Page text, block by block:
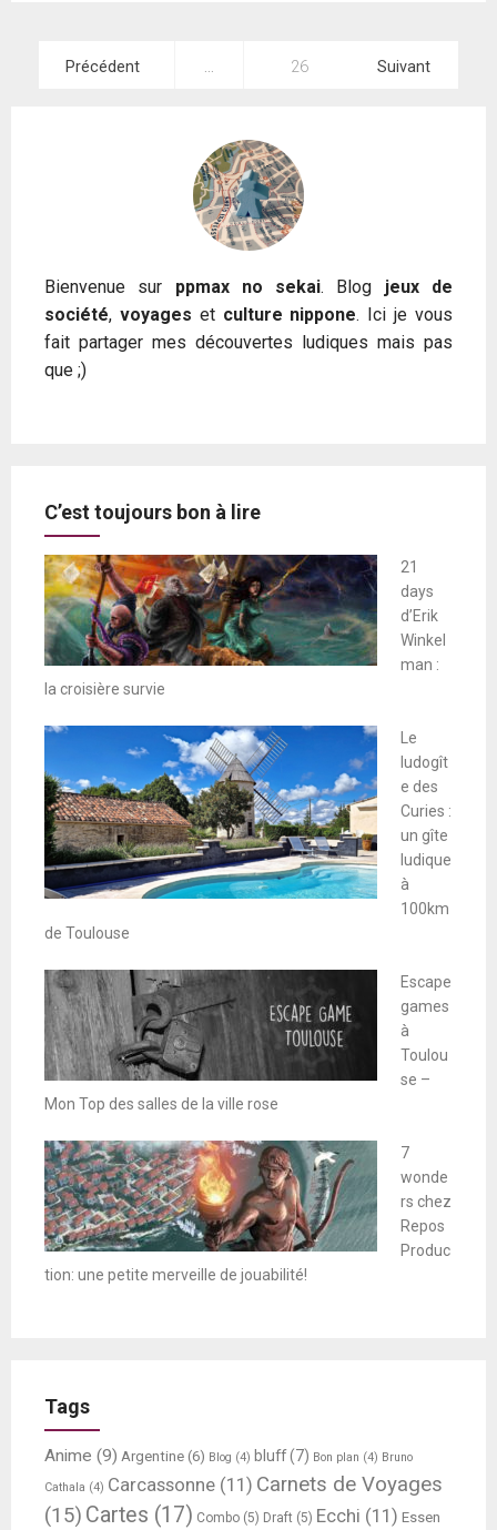
Pagination
Précédent … 26 Suivant
Bienvenue sur ppmax no sekai. Blog jeux de
société, voyages et culture nippone. Ici je vous
fait partager mes découvertes ludiques mais pas
que ;)
C’est toujours bon à lire
21
days
d’Erik
Winkel
man :
la croisière survie
Le
ludogît
e des
Curies :
un gîte
ludique
à
100km
de Toulouse
Escape
games
à
Toulou
se –
Mon Top des salles de la ville rose
7
wonde
rs chez
Repos
Produc
tion: une petite merveille de jouabilité!
Tags
Anime (9) Argentine (6) Blog (4) bluff(7) Bon plan (4) Bruno
Cathala (4) Carcassonne (11) Carnets de Voyages
(15) Cartes (17) Combo (5) Draft (5) Ecchi (11) Essen